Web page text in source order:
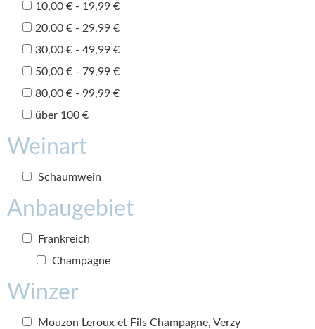
10,00 € - 19,99 €
20,00 € - 29,99 €
30,00 € - 49,99 €
50,00 € - 79,99 €
80,00 € - 99,99 €
über 100 €
Weinart
Schaumwein
Anbaugebiet
Frankreich
Champagne
Winzer
Mouzon Leroux et Fils Champagne, Verzy